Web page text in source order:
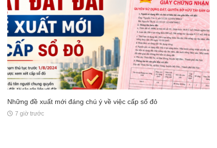
Những đề xuất mới đáng chú ý về việc cấp sổ đỏ
7 giờ trước